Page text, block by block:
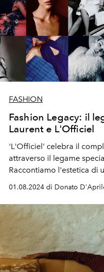
FASHION
Fashion Legacy: il
Laurent e L'Officiel
'L'Officiel' celebra il
attraverso il legame
Raccontiamo l'estetica di
immaginario unico, che
indelebile e ispirano
01.08.2024 di Donato